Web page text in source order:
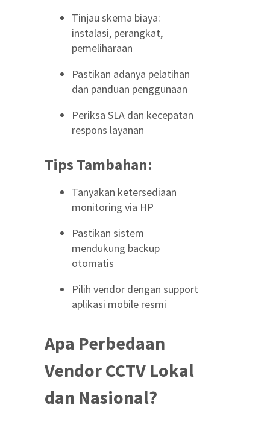
Tinjau skema biaya:
instalasi, perangkat,
pemeliharaan
Pastikan adanya pelatihan
dan panduan penggunaan
Periksa SLA dan kecepatan
respons layanan
Tips Tambahan:
Tanyakan ketersediaan
monitoring via HP
Pastikan sistem
mendukung backup
otomatis
Pilih vendor dengan support
aplikasi mobile resmi
Apa Perbedaan
Vendor CCTV Lokal
dan Nasional?